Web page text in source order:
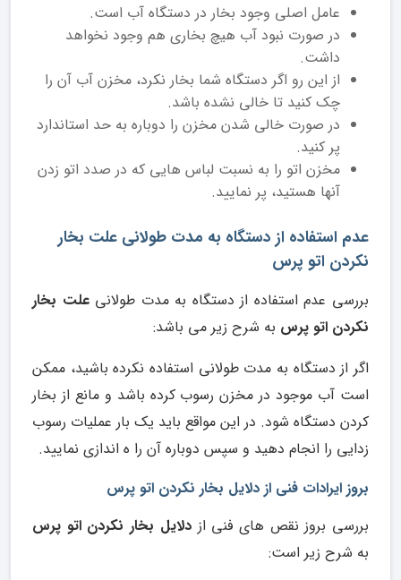
عامل اصلی وجود بخار در دستگاه آب است.
در صورت نبود آب هیچ بخاری هم وجود نخواهد
داشت.
از این رو اگر دستگاه شما بخار نکرد، مخزن آب آن را
چک کنید تا خالی نشده باشد.
در صورت خالی شدن مخزن را دوباره به حد استاندارد
پر کنید.
مخزن اتو را به نسبت لباس هایی که در صدد اتو زدن
آنها هستید، پر نمایید.
عدم استفاده از دستگاه به مدت طولانی علت بخار
نکردن اتو پرس
بررسی عدم استفاده از دستگاه به مدت طولانیعلت بخار
نکردن اتو پرس به شرح زیر می باشد:
اگر از دستگاه به مدت طولانی استفاده نکرده باشید، ممکن
است آب موجود در مخزن رسوب کرده باشد و مانع از بخار
کردن دستگاه شود. در این مواقع باید یک بار عملیات رسوب
زدایی را انجام دهید و سپس دوباره آن را ه اندازی نمایید.
بروز ایرادات فنی از دلایل بخار نکردن اتو پرس
بررسی بروز نقص های فنی ازدلایل بخار نکردن اتو پرس
به شرح زیر است: